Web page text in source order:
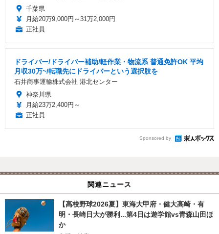
千葉県
月給20万9,000円～31万2,000円
正社員
ドライバー/ドライバー補助/軽作業・物流系 普通免許OK 平均
月収30万~/転職先にドライバーという選択肢を
石井商事運輸株式会社 港北センター
神奈川県
月給23万2,400円～
正社員
Sponsored by
関連ニュース
【高校野球2026夏】東海大甲府・健大高崎・有
明・長崎日大が勝利...第4日は遊学館vs青森山田ほ
か